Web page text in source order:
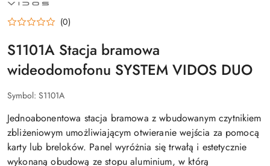
PRODUCENTA:
VIDOS
(0)
S1101A Stacja bramowa
wideodomofonu SYSTEM VIDOS DUO
Symbol: S1101A
Jednoabonentowa stacja bramowa z wbudowanym czytnikiem
zbliżeniowym umożliwiającym otwieranie wejścia za pomocą
karty lub breloków. Panel wyróżnia się trwałą i estetycznie
wykonaną obudową ze stopu aluminium, w którą